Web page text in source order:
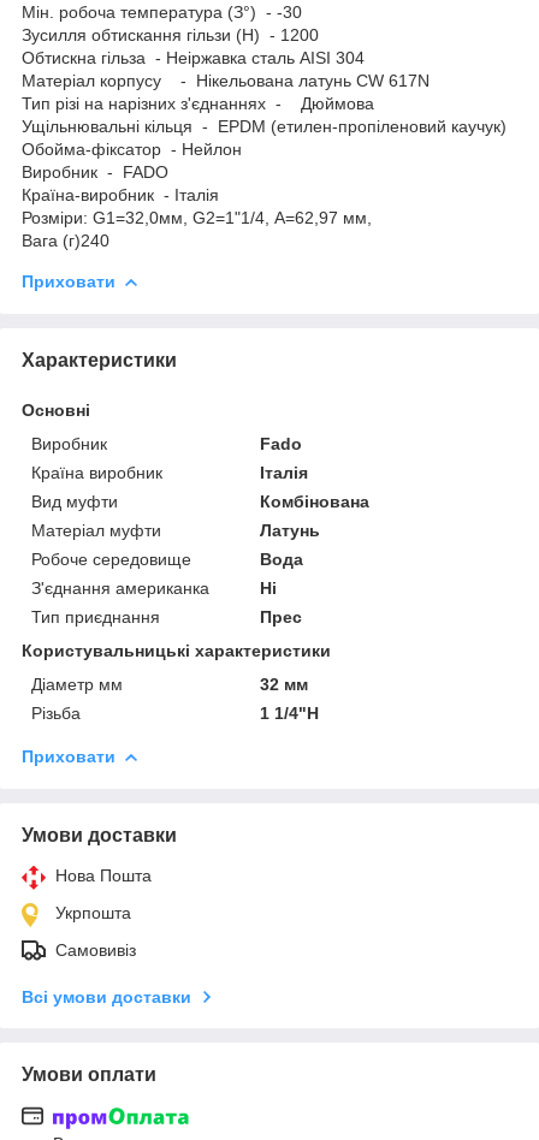
Мін. робоча температура (З°) - -30
Зусилля обтискання гільзи (Н) - 1200
Обтискна гільза - Неіржавка сталь AISI 304
Матеріал корпусу - Нікельована латунь CW 617N
Тип різі на нарізних з'єднаннях - Дюймова
Ущільнювальні кільця - EPDM (етилен-пропіленовий каучук)
Обойма-фіксатор - Нейлон
Виробник - FADO
Країна-виробник - Італія
Розміри: G1=32,0мм, G2=1"1/4, А=62,97 мм,
Вага (г)240
Приховати
Характеристики
Основні
Виробник
Fado
Країна виробник
Італія
Вид муфти
Комбінована
Матеріал муфти
Латунь
Робоче середовище
Вода
З'єднання американка
Ні
Тип приєднання
Прес
Користувальницькі характеристики
Діаметр мм
32 мм
Різьба
1 1/4"Н
Приховати
Умови доставки
Нова Пошта
Укрпошта
Самовивіз
Всі умови доставки
Умови оплати